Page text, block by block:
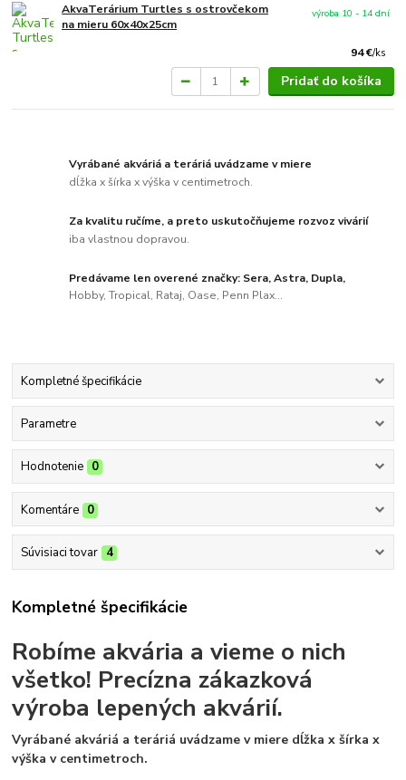
AkvaTerárium Turtles s ostrovčekom
na mieru 60x40x25cm
94 €/ks
výroba 10 - 14 dní
Pridať do košíka
Vyrábané akváriá a teráriá uvádzame v miere
dĺžka x šírka x výška v centimetroch.
Za kvalitu ručíme, a preto uskutočňujeme rozvoz vivárií
iba vlastnou dopravou.
Predávame len overené značky: Sera, Astra, Dupla,
Hobby, Tropical, Rataj, Oase, Penn Plax...
Kompletné špecifikácie
Parametre
Hodnotenie 0
Komentáre 0
Súvisiaci tovar 4
Kompletné špecifikácie
Robíme akvária a vieme o nich
všetko! Precízna zákazková
výroba lepených akvárií.
Vyrábané akváriá a teráriá uvádzame v miere dĺžka x šírka x
výška v centimetroch.